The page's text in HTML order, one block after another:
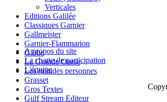
Verticales
Editions Galilée
Classiques Garnier
Gallmeister
Garnier-Flammarion
Globe
La Grande Ourse
Les grandes personnes
Grasset
Gros Textes
Gulf Stream Editeur
A propos du site
La charte de participation
L'équipe